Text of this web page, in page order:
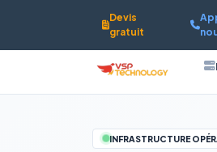
Devis
gratuit
INFRASTRUCTURE